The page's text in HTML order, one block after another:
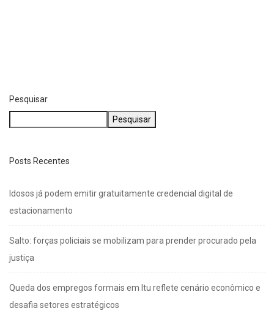
Pesquisar
Pesquisar
Posts Recentes
Idosos já podem emitir gratuitamente credencial digital de
estacionamento
Salto: forças policiais se mobilizam para prender procurado pela
justiça
Queda dos empregos formais em Itu reflete cenário econômico e
desafia setores estratégicos